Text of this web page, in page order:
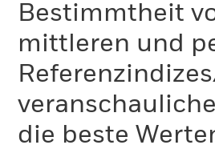
Bestimmtheit
mittleren und
die beste